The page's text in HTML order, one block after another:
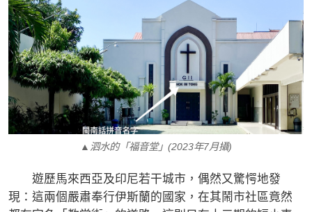
▲泗水的「福音堂」(2023年7月攝)
遊歷馬來西亞及印尼若干城市，偶然又驚愕地發
現：這兩個嚴肅奉行伊斯蘭的國家，在其鬧市社區竟然